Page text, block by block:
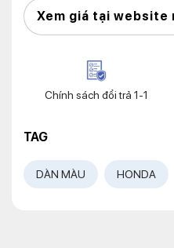
Xem giá tại website
Chính sách đổi trả 1-1
TAG
DÀN MÀU HONDA